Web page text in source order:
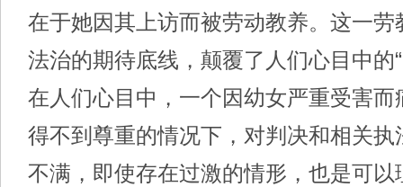
在于她因其上访而被劳动教养。这一劳
法治的期待底线，颠覆了人们心目中的
在人们心目中，一个因幼女严重受害而
得不到尊重的情况下，对判决和相关执
不满，即使存在过激的情形，也是可以